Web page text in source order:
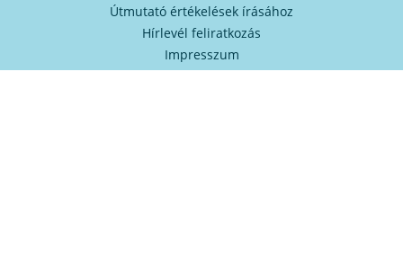
Útmutató értékelések írásához
Hírlevél feliratkozás
Impresszum